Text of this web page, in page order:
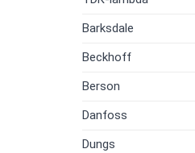
Barksdale
Beckhoff
Berson
Danfoss
Dungs